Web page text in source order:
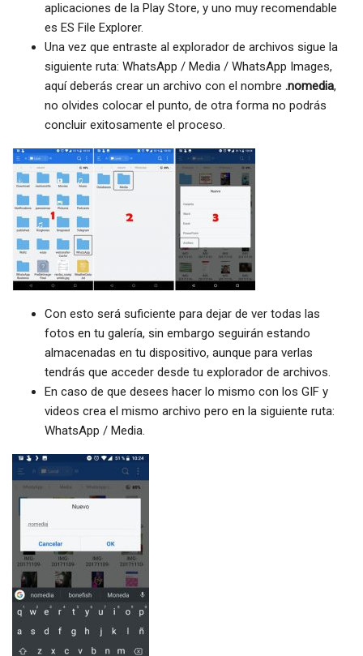
aplicaciones de la Play Store, y uno muy recomendable
es ES File Explorer.
Una vez que entraste al explorador de archivos sigue la
siguiente ruta: WhatsApp / Media / WhatsApp Images,
aquí deberás crear un archivo con el nombre .nomedia,
no olvides colocar el punto, de otra forma no podrás
concluir exitosamente el proceso.
Con esto será suficiente para dejar de ver todas las
fotos en tu galería, sin embargo seguirán estando
almacenadas en tu dispositivo, aunque para verlas
tendrás que acceder desde tu explorador de archivos.
En caso de que desees hacer lo mismo con los GIF y
videos crea el mismo archivo pero en la siguiente ruta:
WhatsApp / Media.